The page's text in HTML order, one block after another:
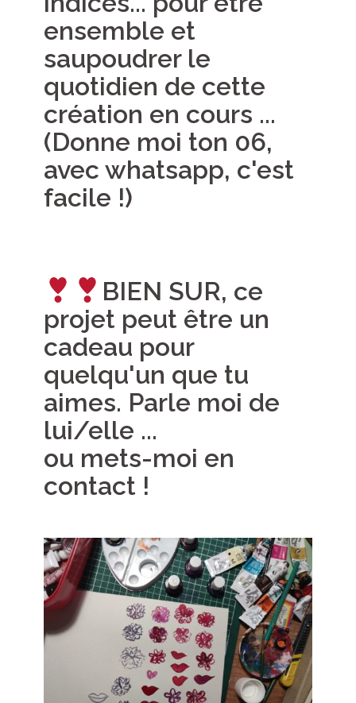
ensemble et
saupoudrer le
quotidien de cette
création en cours ...
(Donne moi ton 06,
avec whatsapp, c'est
facile !)
BIEN SUR, ce
projet peut être un
cadeau pour
quelqu'un que tu
aimes. Parle moi de
lui/elle ...
ou mets-moi en
contact !